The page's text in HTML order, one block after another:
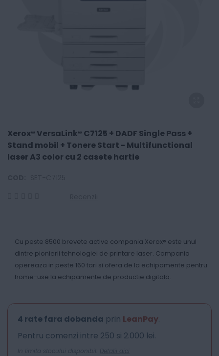
Xerox® VersaLink® C7125 + DADF Single Pass +
Stand mobil + Tonere Start - Multifunctional
laser A3 color cu 2 casete hartie
Cu peste 8500 brevete active compania Xerox® este unul
dintre pionierii tehnologiei de printare laser. Compania
opereaza in peste 160 tari si ofera de la echipamente pentru
home-use la echipamente de productie digitala.
4 rate fara dobanda prin LeanPay.
Pentru comenzi intre 250 si 2.000 lei.
In limita stocului disponibil. Detalii aici